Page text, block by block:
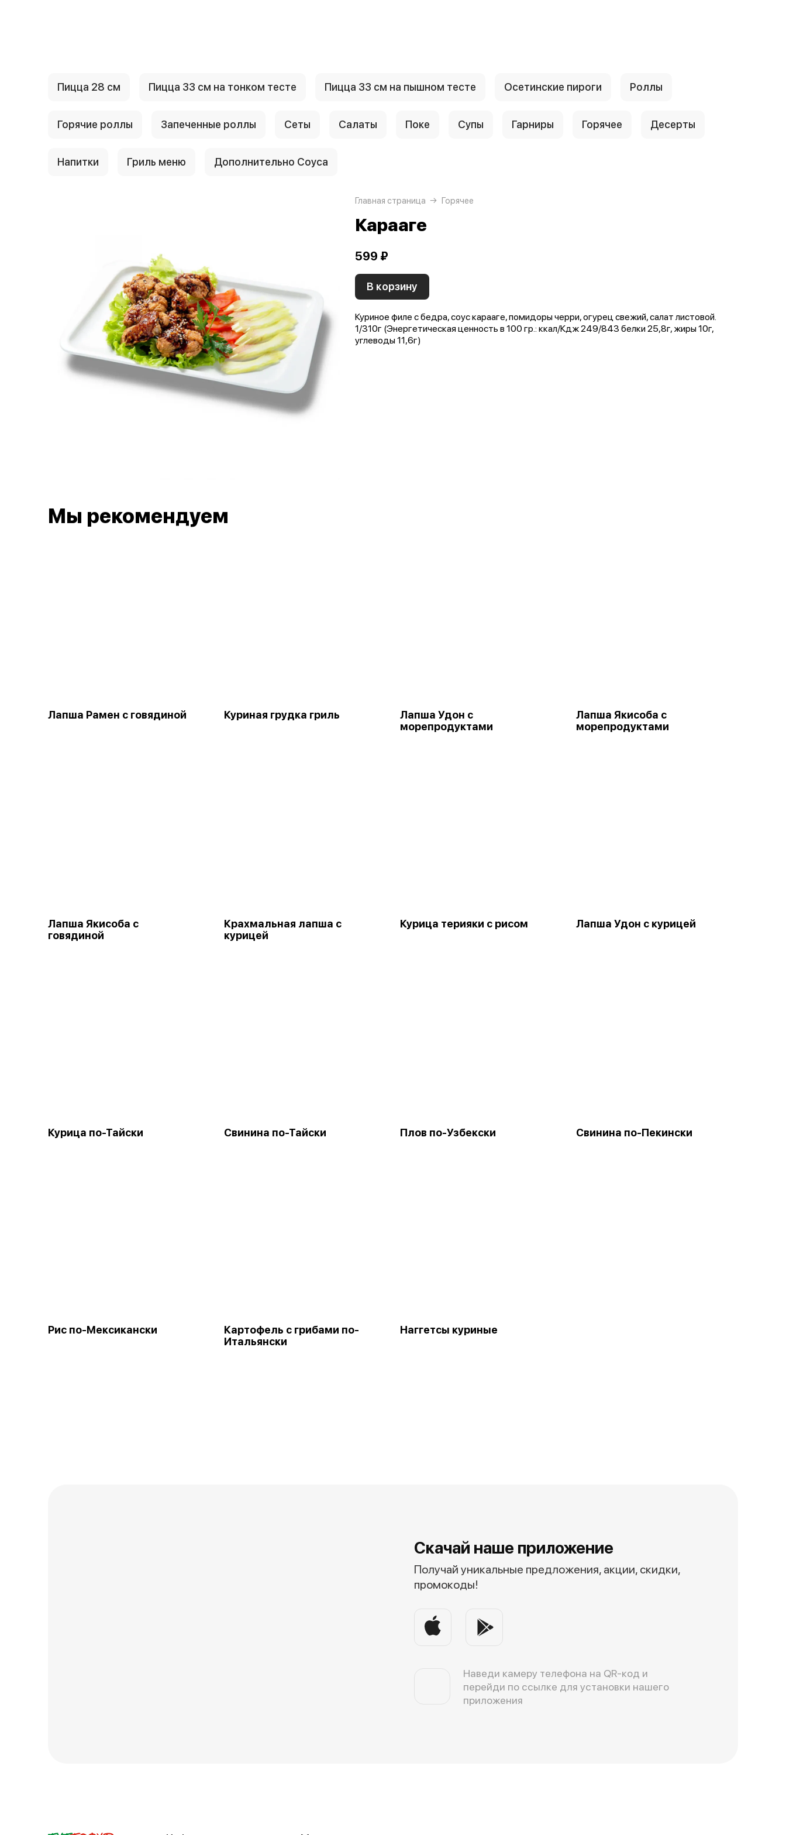
Пицца 28 см Пицца 33 см на тонком тесте Пицца 33 см на пышном тесте Осетинские пироги Роллы
Горячие роллы Запеченные роллы Сеты Салаты Поке Супы Гарниры Горячее Десерты
Напитки Гриль меню Дополнительно Соуса
Главная страница Горячее
Карааге
599 ₽
В корзину
Куриное филе с бедра, соус карааге, помидоры черри, огурец свежий, салат листовой.
1/310г (Энергетическая ценность в 100 гр.: ккал/Кдж 249/843 белки 25,8г, жиры 10г,
углеводы 11,6г)
Мы рекомендуем
Лапша Рамен с говядиной Куриная грудка гриль
Лапша Удон с
морепродуктами
Лапша Якисоба с
морепродуктами
Лапша Якисоба с
говядиной
Крахмальная лапша с
курицей
Курица терияки с рисом Лапша Удон с курицей
Курица по-Тайски Свинина по-Тайски Плов по-Узбекски Свинина по-Пекински
Рис по-Мексикански
Картофель с грибами по-
Итальянски
Наггетсы куриные
Скачай наше приложение
Получай уникальные предложения, акции, скидки,
промокоды!
Наведи камеру телефона на QR-код и
перейди по ссылке для установки нашего
приложения